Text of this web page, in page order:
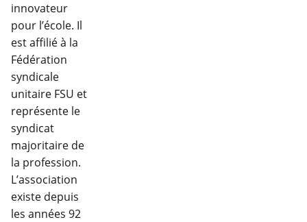
innovateur
pour l’école. Il
est affilié à la
Fédération
syndicale
unitaire FSU et
représente le
syndicat
majoritaire de
la profession.
L’association
existe depuis
les années 92